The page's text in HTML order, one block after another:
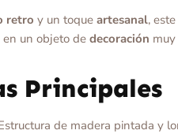
retro y un toque artesanal, este
en un objeto de decoración
Principales
de madera pintada y